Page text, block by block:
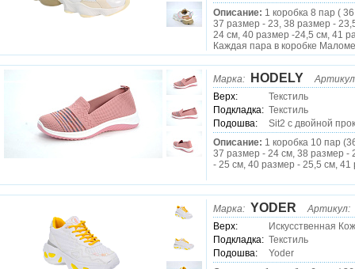
Описание: 1 коробка 8 пар (
37 размер - 23, 38 размер -
24 см, 40 размер -24,5 см, 41
Каждая пара в коробке
Марка: HODELY
Верх:
Текстиль
Подкладка: Текстиль
Подошва:
Sit2 c двойной
Описание: 1 коробка 10 пар
37 размер - 24 см, 38 размер -
- 25 см, 40 размер - 25,5 см, 41
Марка: YODER
Артикул:
Верх:
Искусственная
Подкладка: Текстиль
Подошва:
Yoder